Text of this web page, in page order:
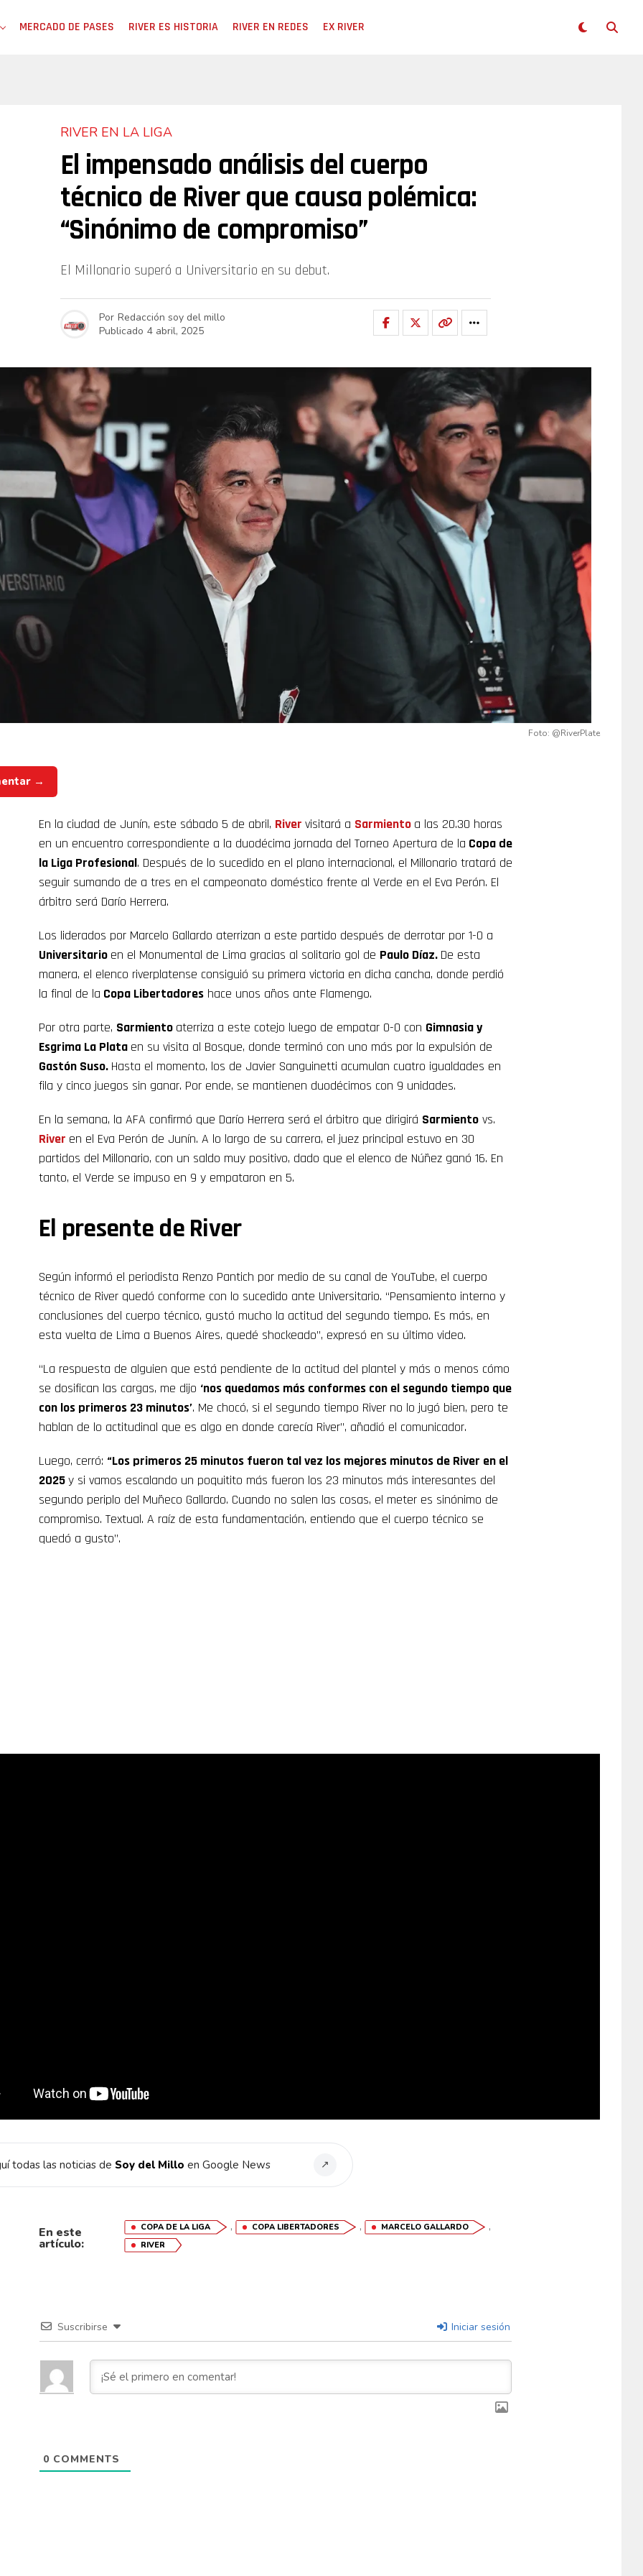
MERCADO DE PASES RIVER ES HISTORIA RIVER EN REDES EX RIVER
RIVER EN LA LIGA
El impensado análisis del cuerpo
técnico de River que causa polémica:
“Sinónimo de compromiso”
El Millonario superó a Universitario en su debut.
Por Redacción soy del millo
Publicado 4 abril, 2025
Foto: @RiverPlate
→
En la ciudad de Junín, este sábado 5 de abril, River visitará a Sarmiento a las 20.30 horas
en un encuentro correspondiente a la duodécima jornada del Torneo Apertura de la Copa de
la Liga Profesional. Después de lo sucedido en el plano internacional, el Millonario tratará de
seguir sumando de a tres en el campeonato doméstico frente al Verde en el Eva Perón. El
árbitro será Darío Herrera.
Los liderados por Marcelo Gallardo aterrizan a este partido después de derrotar por 1-0 a
Universitario en el Monumental de Lima gracias al solitario gol de Paulo Díaz. De esta
manera, el elenco riverplatense consiguió su primera victoria en dicha cancha, donde perdió
la final de la Copa Libertadores hace unos años ante Flamengo.
Por otra parte, Sarmiento aterriza a este cotejo luego de empatar 0-0 con Gimnasia y
Esgrima La Plata en su visita al Bosque, donde terminó con uno más por la expulsión de
Gastón Suso. Hasta el momento, los de Javier Sanguinetti acumulan cuatro igualdades en
fila y cinco juegos sin ganar. Por ende, se mantienen duodécimos con 9 unidades.
En la semana, la AFA confirmó que Darío Herrera será el árbitro que dirigirá Sarmiento vs.
River en el Eva Perón de Junín. A lo largo de su carrera, el juez principal estuvo en 30
partidos del Millonario, con un saldo muy positivo, dado que el elenco de Núñez ganó 16. En
tanto, el Verde se impuso en 9 y empataron en 5.
El presente de River
Según informó el periodista Renzo Pantich por medio de su canal de YouTube, el cuerpo
técnico de River quedó conforme con lo sucedido ante Universitario. “Pensamiento interno y
conclusiones del cuerpo técnico, gustó mucho la actitud del segundo tiempo. Es más, en
esta vuelta de Lima a Buenos Aires, quedé shockeado”, expresó en su último video.
“La respuesta de alguien que está pendiente de la actitud del plantel y más o menos cómo
se dosifican las cargas, me dijo ‘nos quedamos más conformes con el segundo tiempo que
con los primeros 23 minutos’. Me chocó, si el segundo tiempo River no lo jugó bien, pero te
hablan de lo actitudinal que es algo en donde carecía River”, añadió el comunicador.
Luego, cerró: “Los primeros 25 minutos fueron tal vez los mejores minutos de River en el
2025y si vamos escalando un poquitito más fueron los 23 minutos más interesantes del
segundo periplo del Muñeco Gallardo. Cuando no salen las cosas, el meter es sinónimo de
compromiso. Textual. A raíz de esta fundamentación, entiendo que el cuerpo técnico se
quedó a gusto”.
todas las noticias de Soy del Millo en Google News ↗
En este
artículo:
COPA DE LA LIGA , COPA LIBERTADORES , MARCELO GALLARDO ,
RIVER
Suscribirse Iniciar sesión
0 COMMENTS